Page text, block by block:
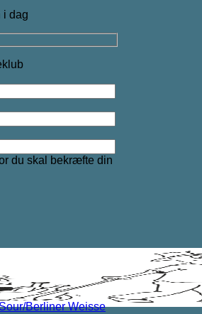
i dag
du skal bekræfte din
Berliner Weisse